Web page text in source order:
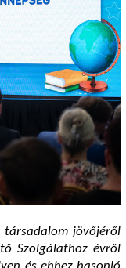
társadalom jövőjéről
Szolgálathoz évről